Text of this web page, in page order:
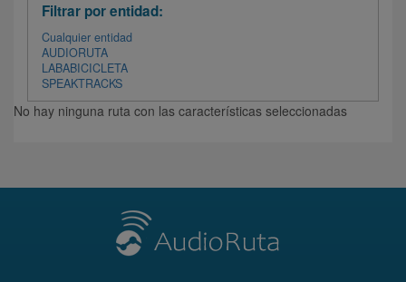
Filtrar por entidad:
Cualquier entidad
AUDIORUTA
LABABICICLETA
SPEAKTRACKS
No hay ninguna ruta con las características seleccionadas